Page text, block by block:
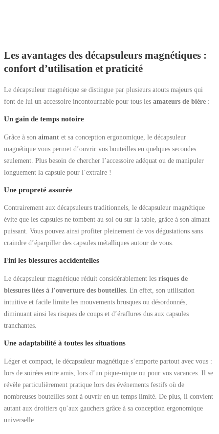
Les avantages des décapsuleurs magnétiques :
confort d’utilisation et praticité
Le décapsuleur magnétique se distingue par plusieurs atouts majeurs qui
font de lui un accessoire incontournable pour tous les amateurs de bière :
Un gain de temps notoire
Grâce à son aimant et sa conception ergonomique, le décapsuleur
magnétique vous permet d’ouvrir vos bouteilles en quelques secondes
seulement. Plus besoin de chercher l’accessoire adéquat ou de manipuler
longuement la capsule pour l’extraire !
Une propreté assurée
Contrairement aux décapsuleurs traditionnels, le décapsuleur magnétique
évite que les capsules ne tombent au sol ou sur la table, grâce à son aimant
puissant. Vous pouvez ainsi profiter pleinement de vos dégustations sans
craindre d’éparpiller des capsules métalliques autour de vous.
Fini les blessures accidentelles
Le décapsuleur magnétique réduit considérablement les risques de
blessures liées à l’ouverture des bouteilles . En effet, son utilisation
intuitive et facile limite les mouvements brusques ou désordonnés,
diminuant ainsi les risques de coups et d’éraflures dus aux capsules
tranchantes.
Une adaptabilité à toutes les situations
Léger et compact, le décapsuleur magnétique s’emporte partout avec vous :
lors de soirées entre amis, lors d’un pique-nique ou pour vos vacances. Il se
révèle particulièrement pratique lors des événements festifs où de
nombreuses bouteilles sont à ouvrir en un temps limité. De plus, il convient
autant aux droitiers qu’aux gauchers grâce à sa conception ergonomique
universelle.